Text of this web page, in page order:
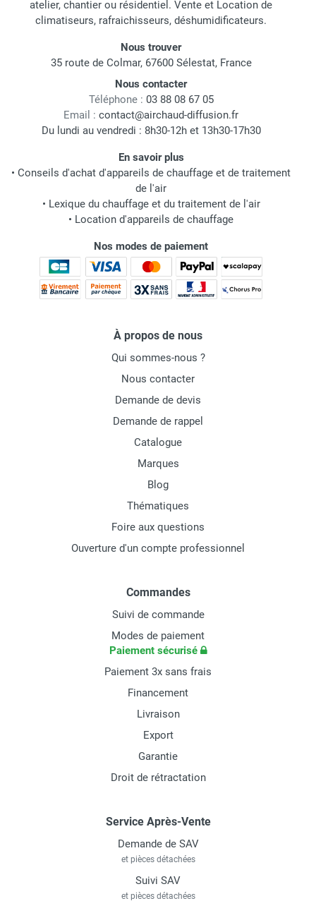
atelier, chantier ou résidentiel. Vente et Location de
climatiseurs, rafraichisseurs, déshumidificateurs.
Nous trouver
35 route de Colmar, 67600 Sélestat, France
Nous contacter
Téléphone : 03 88 08 67 05
Email : contact@airchaud-diffusion.fr
Du lundi au vendredi : 8h30-12h et 13h30-17h30
En savoir plus
• Conseils d'achat d'appareils de chauffage et de traitement
de l'air
• Lexique du chauffage et du traitement de l'air
• Location d'appareils de chauffage
Nos modes de paiement
À propos de nous
Qui sommes-nous ?
Nous contacter
Demande de devis
Demande de rappel
Catalogue
Marques
Blog
Thématiques
Foire aux questions
Ouverture d'un compte professionnel
Commandes
Suivi de commande
Modes de paiement
Paiement sécurisé
Paiement 3x sans frais
Financement
Livraison
Export
Garantie
Droit de rétractation
Service Après-Vente
Demande de SAV
et pièces détachées
Suivi SAV
et pièces détachées